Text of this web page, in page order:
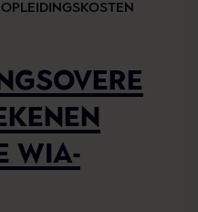
OPLEIDINGSKOSTEN
WIA-